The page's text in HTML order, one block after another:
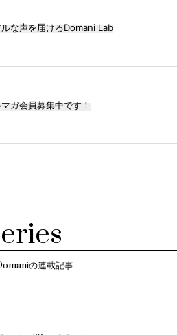
ルな声を届けるDomani Lab
マガ会員募集中です！
の連載記事